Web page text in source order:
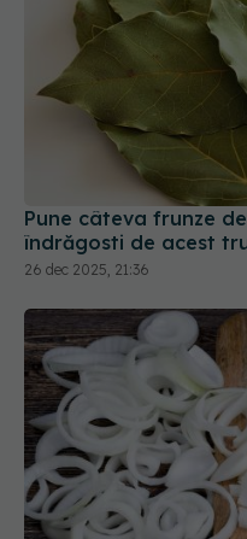
Pune câteva frunze
îndrăgosti de acest
26 dec 2025, 21:36